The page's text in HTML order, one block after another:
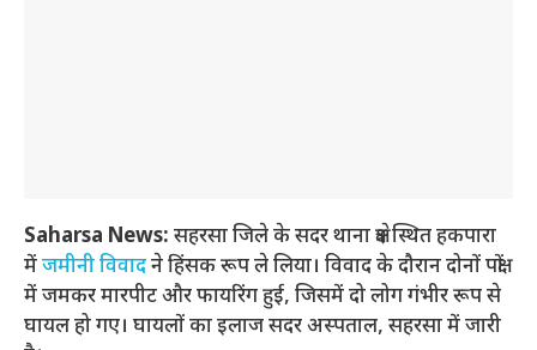
Saharsa News: सहरसा जिले के सदर थाना क्षेत्र स्थित हकपारा
मेंजमीनी विवादने हिंसक रूप ले लिया। विवाद के दौरान दोनों पक्षों
में जमकर मारपीट और फायरिंग हुई, जिसमें दो लोग गंभीर रूप से
घायल हो गए। घायलों का इलाज सदर अस्पताल, सहरसा में जारी